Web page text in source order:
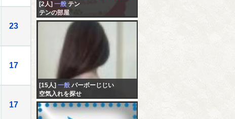
23
17
17
[2人] 一般 テン
テンの部屋
[15人] 一般 パーボーじじい
空気入れを探せ